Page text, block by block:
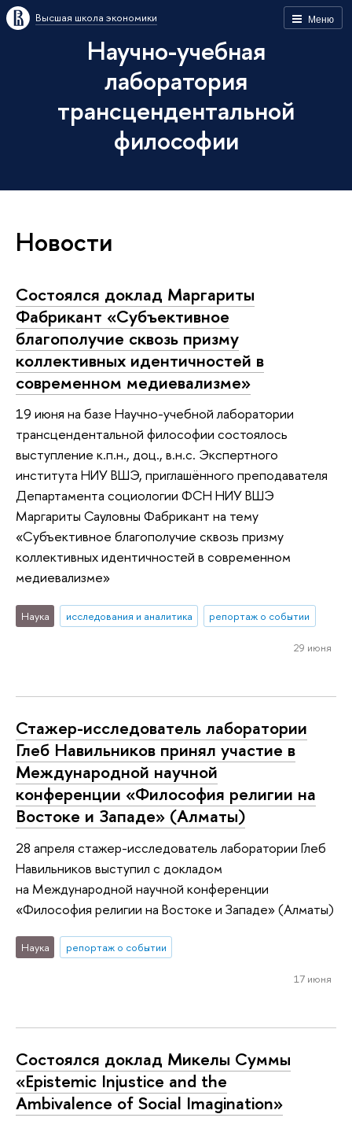
Меню
Высшая школа экономики
Научно-учебная
лаборатория
трансцендентальной
философии
Новости
Состоялся доклад Маргариты
Фабрикант «Субъективное
благополучие сквозь призму
коллективных идентичностей в
современном медиевализме»
19 июня на базе Научно-учебной лаборатории
трансцендентальной философии состоялось
выступление к.п.н., доц., в.н.с. Экспертного
института НИУ ВШЭ, приглашённого преподавателя
Департамента социологии ФСН НИУ ВШЭ
Маргариты Сауловны Фабрикант на тему
«Субъективное благополучие сквозь призму
коллективных идентичностей в современном
медиевализме»
Наука исследования и аналитика репортаж о событии
29 июня
Стажер-исследователь лаборатории
Глеб Навильников принял участие в
Международной научной
конференции «Философия религии на
Востоке и Западе» (Алматы)
28 апреля стажер-исследователь лаборатории Глеб
Навильников выступил с докладом
на Международной научной конференции
«Философия религии на Востоке и Западе» (Алматы)
Наука репортаж о событии
17 июня
Состоялся доклад Микелы Суммы
«Epistemic Injustice and the
Ambivalence of Social Imagination»